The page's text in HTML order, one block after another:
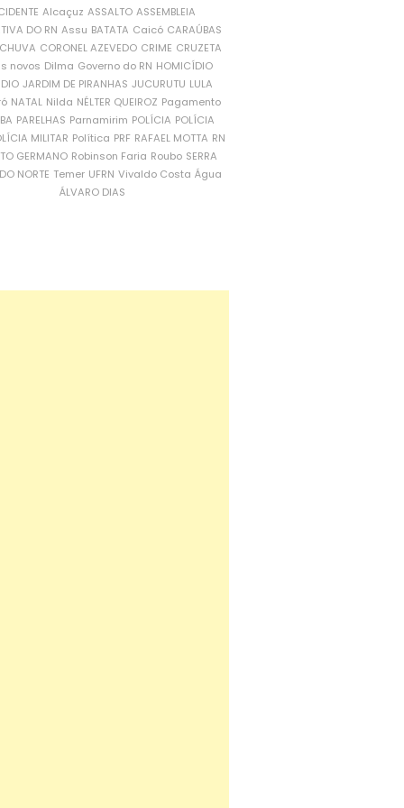
Alcaçuz ASSALTO ASSEMBLEIA
DO RN Assu BATATA Caicó CARAÚBAS
CORONEL AZEVEDO CRIME CRUZETA
novos Dilma Governo do RN HOMICÍDIO
JARDIM DE PIRANHAS JUCURUTU LULA
NATAL Nilda NÉLTER QUEIROZ Pagamento
PARELHAS Parnamirim POLÍCIA POLÍCIA
MILITAR Política PRF RAFAEL MOTTA RN
GERMANO Robinson Faria Roubo SERRA
NORTE Temer UFRN Vivaldo Costa Água
ÁLVARO DIAS